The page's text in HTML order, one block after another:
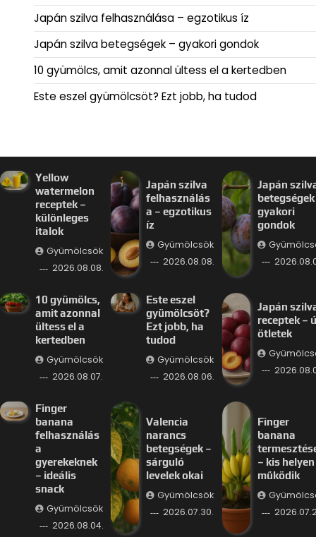
Japán szilva felhasználása – egzotikus íz
Japán szilva betegségek – gyakori gondok
10 gyümölcs, amit azonnal ültess el a kertedben
Este eszel gyümölcsöt? Ezt jobb, ha tudod
Yellow
watermelon
receptek –
különleges
italok
Gyümölcsök
2026.08.08.
Japán szilva
felhasználás
a – egzotikus
íz
Gyümölcsök
2026.08.08.
Japán
betegségek
gyakori
gondok
10 gyümölcs,
amit azonnal
ültess el a
kertedben
Gyümölcsök
2026.08.07.
Este eszel
gyümölcsöt?
Ezt jobb, ha
tudod
Gyümölcsök
2026.08.06.
Japán
receptek –
ötletek
Finger
banana
felhasználás
a
gyerekeknek
– ideális
snack
Gyümölcsök
2026.08.04.
Valencia
narancs
betegségek –
sárguló
levelek okai
Gyümölcsök
2026.07.30.
Finger
banana
– kis
működik